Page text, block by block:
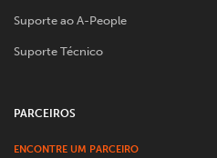
Suporte ao A-People
Suporte Técnico
PARCEIROS
ENCONTRE UM PARCEIRO